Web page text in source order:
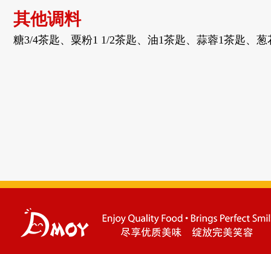
其他调料
糖3/4茶匙、 粟粉1 1/2茶匙、 油1茶匙、 蒜蓉1茶匙、 葱